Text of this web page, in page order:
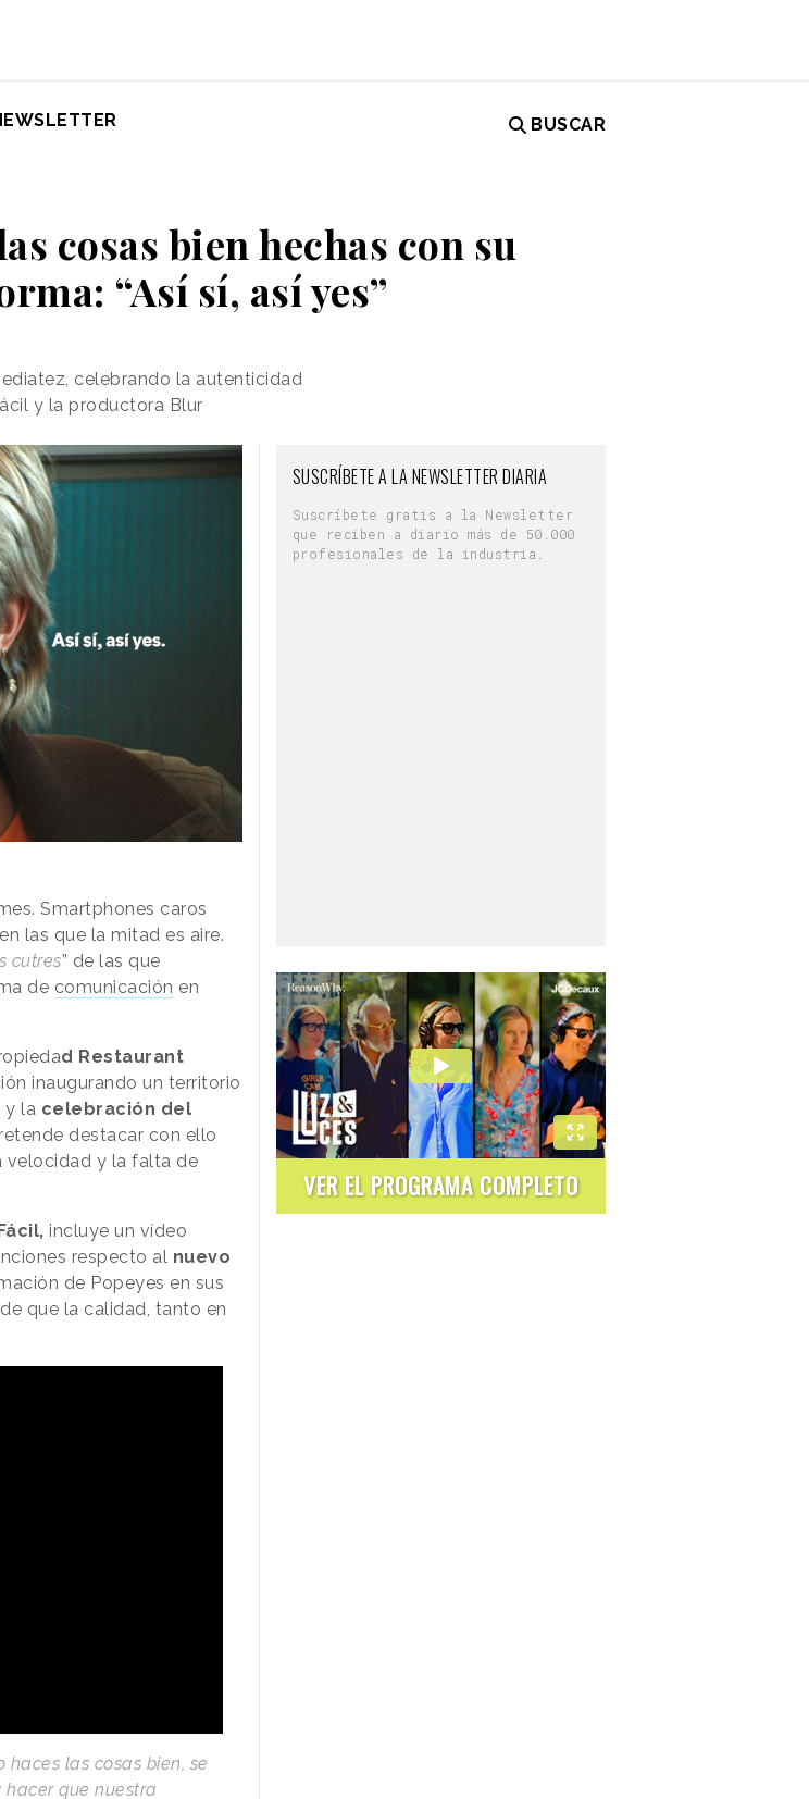
BUSCAR
cosas bien hechas con su
“Así sí, así yes”
celebrando la autenticidad
y la productora Blur
Smartphones caros
las que la mitad es aire.
cutres” de las que
de comunicación en
d Restaurant
inaugurando un territorio
y la celebración del
destacar con ello
velocidad y la falta de
Fácil, incluye un vídeo
respecto al nuevo
de Popeyes en sus
que la calidad, tanto en
las cosas bien, se
hacer que nuestra
SUSCRÍBETE A LA NEWSLETTER DIARIA
Suscríbete gratis a la Newsletter
que reciben a diario más de 50.000
profesionales de la industria.
VER EL PROGRAMA COMPLETO